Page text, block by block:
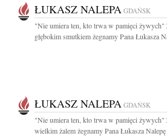
ŁUKASZ NALEPA GDAŃSK
"Nie umiera ten, kto trwa w pamięci żywych"
głębokim smutkiem żegnamy Pana Łukasza
ŁUKASZ NALEPA GDAŃSK
"Nie umiera ten, kto trwa w pamięci żywych"
wielkim żalem żegnamy Pana Łukasza Nalepę